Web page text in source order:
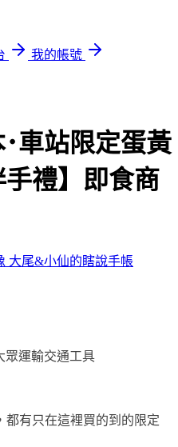
我的帳號
車站限定蛋黃
禮】即食商
大尾&小仙的瞎說手帳
眾運輸交通工具
都有只在這裡買的到的限定